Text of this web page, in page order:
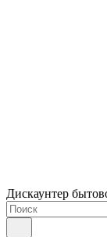
Дискаунтер